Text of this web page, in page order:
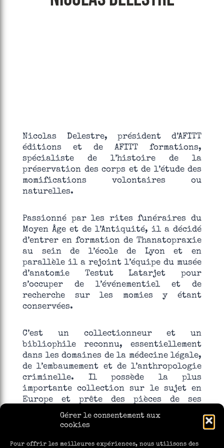
Gérer le consentement aux
cookies
Pour offrir les meilleures expériences, nous utilisons des
Nicolas Delestre, président d’AFITT
éditions et de AFITT formations,
spécialiste de l’histoire de la
préservation des corps et de l’étude des
momifications volontaires ou
naturelles.
Passionné par les rites funéraires du
Moyen Âge et de l’Antiquité, il a décidé
d’entrer en formation de Thanatopraxie
au sein de l’école de Lyon et en
parallèle il a rejoint l’équipe du musée
d’anatomie Testut Latarjet pour
s’occuper de l’événementiel et de
recherche sur les momies y étant
conservées.
C’est un collectionneur et un
bibliophile reconnu, essentiellement
dans les domaines de la médecine légale,
de l’embaumement et de l’anthropologie
criminelle. Il possède la plus
importante collection sur le sujet en
Europe et prête des pièces de ses
collections à de nombreux musées à
travers le monde. Il est également
enseignant à la faculté de médecine de